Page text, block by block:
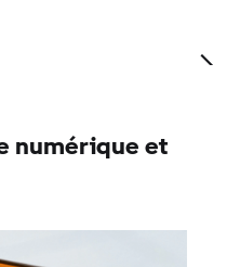
numérique et